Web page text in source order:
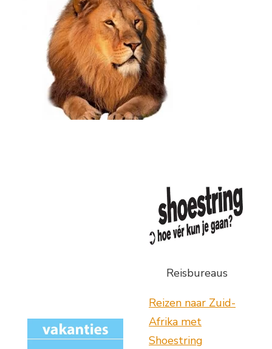
Reisbureaus
Reizen naar Zuid-
Afrika met
Shoestring